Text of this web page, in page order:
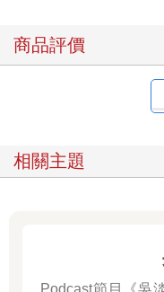
商品評價
相關主題
Podcast節目《吳